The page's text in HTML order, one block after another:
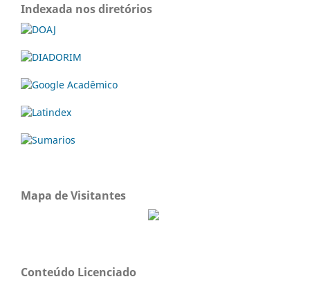
Indexada nos diretórios
Mapa de Visitantes
Conteúdo Licenciado